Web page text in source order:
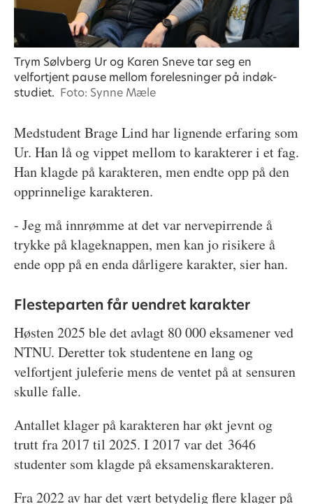
Trym Sølvberg Ur og Karen Sneve tar seg en
velfortjent pause mellom forelesninger på indøk-
studiet. Foto: Synne Mæle
Medstudent Brage Lind har lignende erfaring som
Ur. Han lå og vippet mellom to karakterer i et fag.
Han klagde på karakteren, men endte opp på den
opprinnelige karakteren.
- Jeg må innrømme at det var nervepirrende å
trykke på klageknappen, men kan jo risikere å
ende opp på en enda dårligere karakter, sier han.
Flesteparten får uendret karakter
Høsten 2025 ble det avlagt 80 000 eksamener ved
NTNU. Deretter tok studentene en lang og
velfortjent juleferie mens de ventet på at sensuren
skulle falle.
Antallet klager på karakteren har økt jevnt og
trutt fra 2017 til 2025. I 2017 var det 3646
studenter som klagde på eksamenskarakteren.
Fra 2022 av har det vært betydelig flere klager på